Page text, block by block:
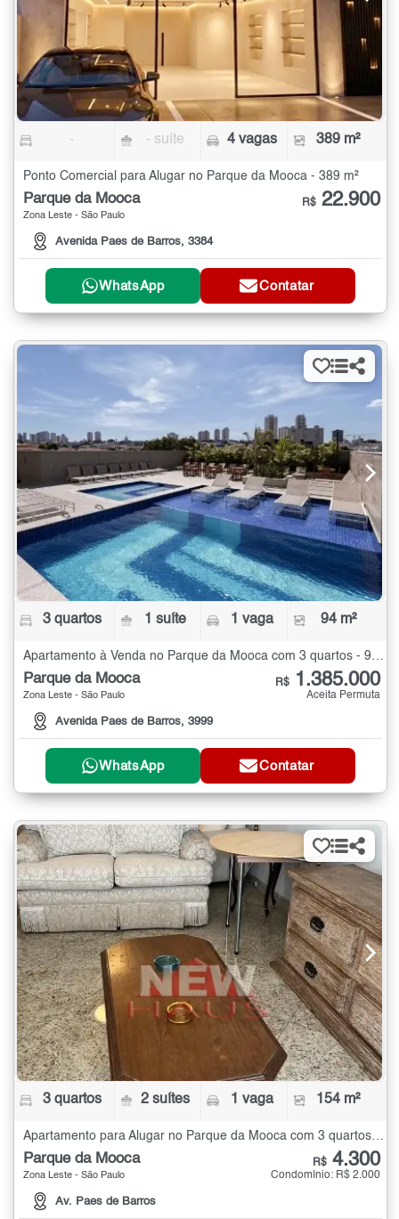
- - suíte 4 vagas 389 m²
Ponto Comercial para Alugar no Parque da Mooca - 389 m²
Parque da Mooca
Zona Leste - São Paulo
Avenida Paes de Barros, 3384
R$ 22.900
WhatsApp Contatar
3 quartos 1 suíte 1 vaga 94 m²
Apartamento à Venda no Parque da Mooca com 3 quartos - 94 m²
Parque da Mooca
Zona Leste - São Paulo
Avenida Paes de Barros, 3999
R$ 1.385.000
Aceita Permuta
WhatsApp Contatar
3 quartos 2 suítes 1 vaga 154 m²
Apartamento para Alugar no Parque da Mooca com 3 quartos - 154 m²
Parque da Mooca
Zona Leste - São Paulo
Av. Paes de Barros
R$ 4.300
Condomínio: R$ 2.000